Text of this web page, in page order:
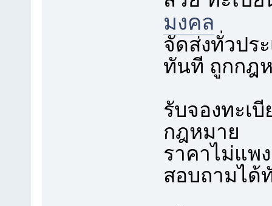
มงคล
จัดส่งทั่วปร
ทันที ถูกกฎ
รับจองทะเ
กฎหมาย
ราคาไม่แพ
สอบถามได้